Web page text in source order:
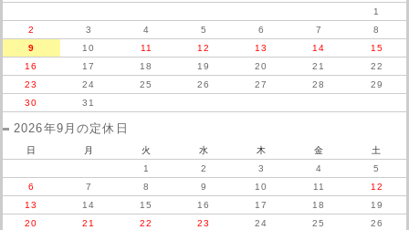
1
2
3 4 5 6 7
8
9
10 11 12 13 14
15
16
17 18 19 20 21
22
23
24 25 26 27 28
29
30
31
2026年9月の定休日
日 月 火 水 木 金
土
1
2 3 4
5
6
7 8 9 10 11
12
13
14 15 16 17 18
19
20
21 22 23 24 25
26